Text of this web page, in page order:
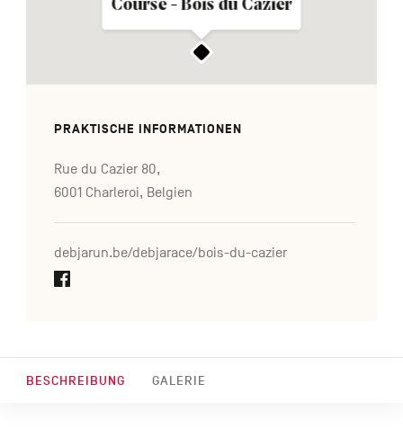
BESCHREIBUNG GALERIE
Course - Bois du Cazier
PRAKTISCHE INFORMATIONEN
Rue du Cazier 80,
6001 Charleroi, Belgien
debjarun.be/debjarace/bois-du-cazier